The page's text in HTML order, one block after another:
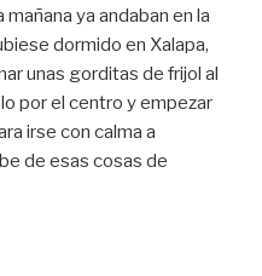
ya andaban en la
dormido en Xalapa,
unas gorditas de frijol al
por el centro y empezar
irse con calma a
de esas cosas de